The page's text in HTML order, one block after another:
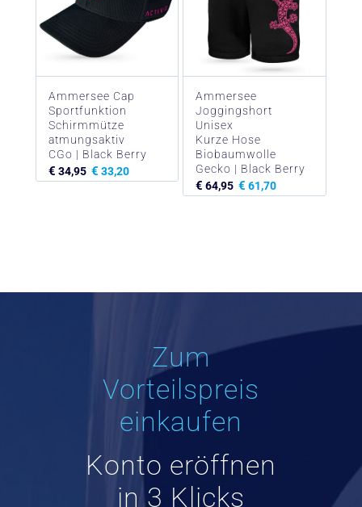
Ammersee Cap
Sportfunktion
Schirmmütze
atmungsaktiv
CGo | Black Berry
€ 34,95 € 33,20
Ammersee
Joggingshort
Unisex
Kurze Hose
Biobaumwolle
Gecko | Black Berry
€ 64,95 € 61,70
Zum
Vorteilspreis
einkaufen
Konto eröffnen
in 3 Klicks